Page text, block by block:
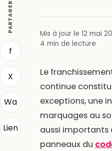
PARTAGER
f
X
Wa
Lien
Mis à jour le 12 mai
4 min de lecture
Le
continue
exceptions, une
marquages au
aussi importants
panneaux du